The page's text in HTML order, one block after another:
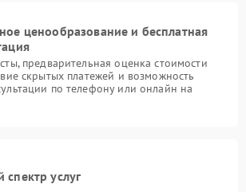
ценообразование и бесплатная
предварительная оценка стоимости
скрытых платежей и возможность
по телефону или онлайн на
услуг